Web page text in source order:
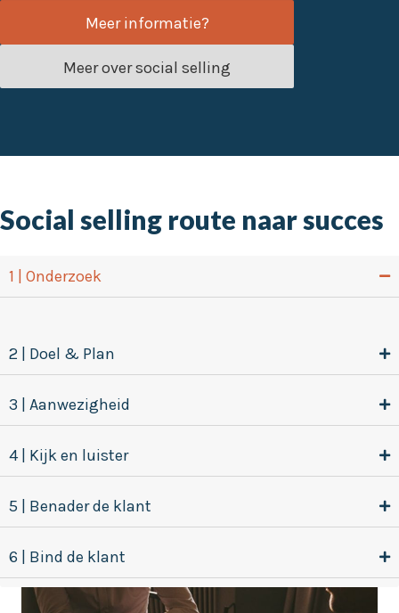
Meer informatie?
Meer over social selling
Social selling route naar succes
1 | Onderzoek
2 | Doel & Plan
3 | Aanwezigheid
4 | Kijk en luister
5 | Benader de klant
6 | Bind de klant